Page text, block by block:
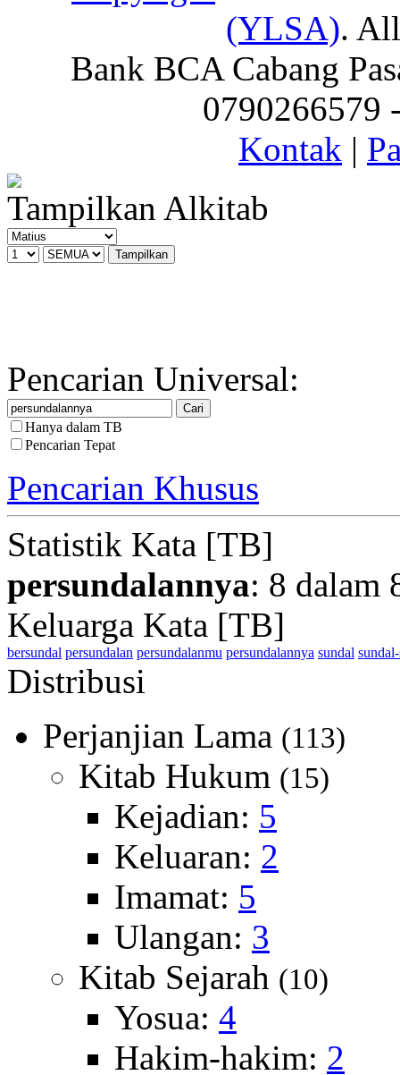
(YLSA).
Bank BCA Cabang
0790266579
Kontak |
Tampilkan Alkitab
Pencarian Universal:
Hanya dalam TB
Pencarian Tepat
Pencarian Khusus
Statistik Kata [TB]
persundalannya: 8 dalam
Keluarga Kata [TB]
bersundal persundalan persundalanmu persundalannya sundal
Distribusi
Perjanjian Lama (113)
Kitab Hukum (15)
Kejadian: 5
Keluaran: 2
Imamat: 5
Ulangan: 3
Kitab Sejarah (10)
Yosua: 4
Hakim-hakim: 2